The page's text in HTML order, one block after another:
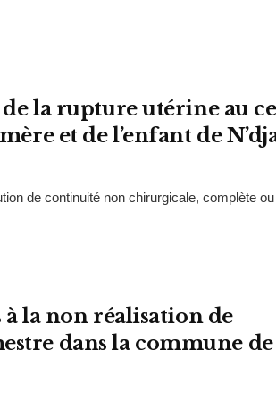
de la rupture utérine au
et de l’enfant de
de continuité non chirurgicale, complète
à la non réalisation de
dans la commune de